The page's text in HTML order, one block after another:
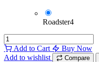
Roadster4
Add to Cart
Buy Now
Add to wishlist
Compare